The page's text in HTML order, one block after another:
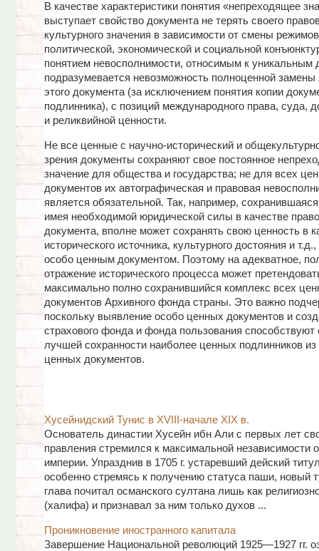
В качестве характеристики понятия «непреходящее
выступает свойство документа не терять своего
культурного значения в зависимости от смены
политической, экономической и социальной
понятием невосполнимости, относимым к уникальным
подразумевается невозможность полноценной
этого документа (за исключением понятия копии
подлинника), с позиций международного права, суда,
и реликвийной ценности.
Не все ценные с научно-исторический и
зрения документы сохраняют свое постоянное
значение для общества и государства; не для всех
документов их автографическая и правовая
является обязательной. Так, например,
имея необходимой юридической силы в качестве
документа, вполне может сохранять свою ценность в
исторического источника, культурного достояния и
особо ценным документом. Поэтому на адекватное,
отражение исторического процесса может
максимально полно сохранившийся комплекс всех
документов Архивного фонда страны. Это важно
поскольку выявление особо ценных документов и
страхового фонда и фонда пользования способствуют
лучшей сохранности наиболее ценных подлинников
ценных документов.
Хусейнидский Тунис в XVIII-начале XIX в.
Основатель династии Хусейн ибн Али с первых лет
правления стремился к максимальной независимости
империи. Упразднив в 1705 г. устаревший дейский
особенно стремясь к получению статуса паши, новый
глава почитал османского султана лишь как
(халифа) и признавал за ним только духов ...
Проникновение иностранного капитала
Завершение Национальной революций 1925—1927 гг.